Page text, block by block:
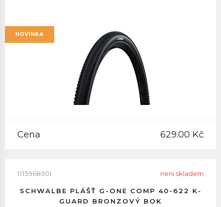
NOVINKA
Cena 629.00 Kč
1115968301 neni skladem
SCHWALBE PLÁŠŤ G-ONE COMP 40-622 K-
GUARD BRONZOVÝ BOK